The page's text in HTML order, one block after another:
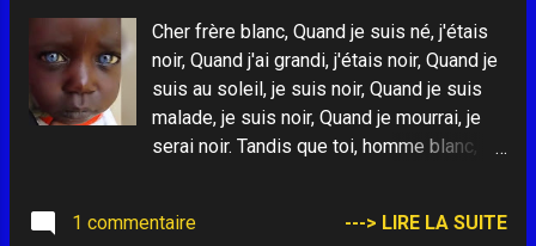
Cher frère blanc, Quand je suis né, j'étais
noir, Quand j'ai grandi, j'étais noir, Quand je
suis au soleil, je suis noir, Quand je suis
malade, je suis noir, Quand je mourrai, je
serai noir. Tandis que toi, homme blanc,
soleil, tu es rouge, Quand tu as froid, tu es
1 commentaire ---> LIRE LA SUITE